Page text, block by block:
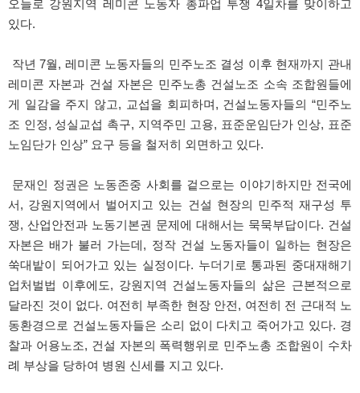
오늘로 강원지역 레미콘 노동자 총파업 투쟁 4일차를 맞이하고
있다.
작년 7월, 레미콘 노동자들의 민주노조 결성 이후 현재까지 관내
레미콘 자본과 건설 자본은 민주노총 건설노조 소속 조합원들에
게 일감을 주지 않고, 교섭을 회피하며, 건설노동자들의 “민주노
조 인정, 성실교섭 촉구, 지역주민 고용, 표준운임단가 인상, 표준
노임단가 인상” 요구 등을 철저히 외면하고 있다.
문재인 정권은 노동존중 사회를 겉으로는 이야기하지만 전국에
서, 강원지역에서 벌어지고 있는 건설 현장의 민주적 재구성 투
쟁, 산업안전과 노동기본권 문제에 대해서는 묵묵부답이다. 건설
자본은 배가 불러 가는데, 정작 건설 노동자들이 일하는 현장은
쑥대밭이 되어가고 있는 실정이다. 누더기로 통과된 중대재해기
업처벌법 이후에도, 강원지역 건설노동자들의 삶은 근본적으로
달라진 것이 없다. 여전히 부족한 현장 안전, 여전히 전 근대적 노
동환경으로 건설노동자들은 소리 없이 다치고 죽어가고 있다. 경
찰과 어용노조, 건설 자본의 폭력행위로 민주노총 조합원이 수차
례 부상을 당하여 병원 신세를 지고 있다.